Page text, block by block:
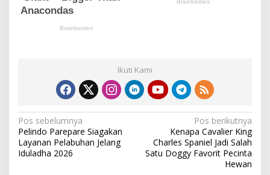
Ikuti Kami
N
a
v
Pos sebelumnya
Pelindo Parepare Siagakan
Layanan Pelabuhan Jelang
Iduladha 2026
Pos berikutnya
Kenapa Cavalier King
Charles Spaniel Jadi Salah
Satu Doggy Favorit Pecinta
Hewan